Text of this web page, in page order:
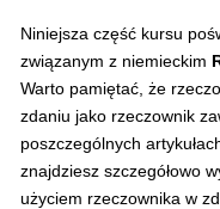
Niniejsza część kursu
związanym z niemieckim
Warto pamiętać, że
zdaniu jako rzeczownik
poszczególnych
znajdziesz szczegółowo
użyciem rzeczownika w